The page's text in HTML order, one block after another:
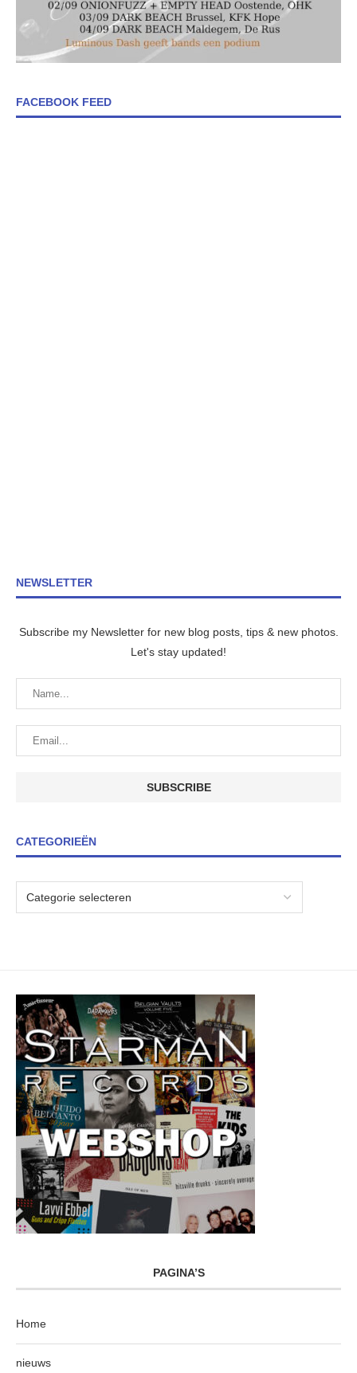
FACEBOOK FEED
NEWSLETTER
Subscribe my Newsletter for new blog posts, tips & new photos.
Let's stay updated!
CATEGORIEËN
PAGINA’S
Home
nieuws